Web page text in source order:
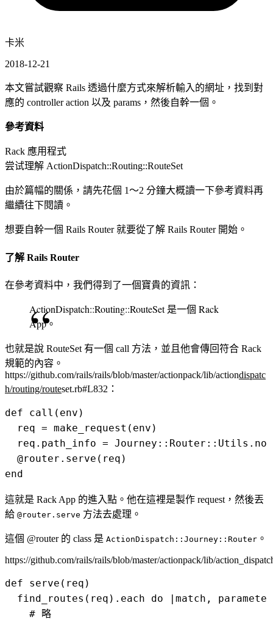
卡米
2018-12-21
本文嘗試觀察 Rails 透過什麼方式來解析輸入的網址，找到對
應的 controller action 以及 params，然後自幹一個。
參考資料
Rack 應用程式
尝试理解 ActionDispatch::Routing::RouteSet
由於篇幅的關係，請先花個 1～2 分鐘大概讀一下參考資料再
繼續往下閱讀。
想要自幹一個 Rails Router 就要從了解 Rails Router 開始。
了解 Rails Router
在參考資料中，我們得到了一個寶貴的資訊：
ActionDispatch::Routing::RouteSet 是一個 Rack
App。
也就是說 RouteSet 有一個 call 方法，並且他會傳回符合 Rack
規範的內容。
https://github.com/rails/rails/blob/master/actionpack/lib/actiondispatc
h/routing/routeset.rb#L832 ：
def call(env)
  req = make_request(env)
req.path_info =
  @router.serve(req)
這就是 Rack App 的進入點。他在這裡是製作 request，然後丟
給 @router.serve 方法去處理。
這個 @router 的 class 是 ActionDispatch::Journey::Router 。
https://github.com/rails/rails/blob/master/actionpack/lib/
def serve(req)
find_routes(req).each do |match,
    # 略